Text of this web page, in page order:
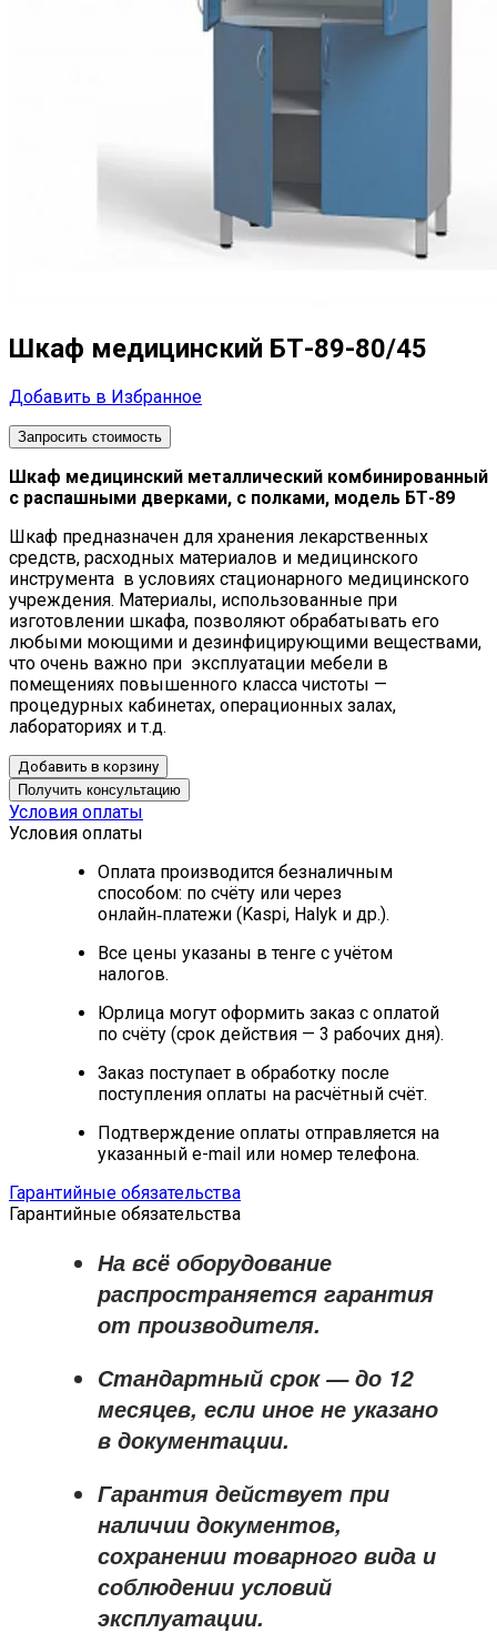
Шкаф медицинский БТ-89-80/45
Добавить в Избранное
Запросить стоимость
Шкаф медицинский металлический комбинированный
с распашными дверками, с полками, модель БТ-89
Шкаф предназначен для хранения лекарственных
средств, расходных материалов и медицинского
инструмента в условиях стационарного медицинского
учреждения. Материалы, использованные при
изготовлении шкафа, позволяют обрабатывать его
любыми моющими и дезинфицирующими веществами,
что очень важно при эксплуатации мебели в
помещениях повышенного класса чистоты —
процедурных кабинетах, операционных залах,
лабораториях и т.д.
Добавить в корзину
Получить консультацию
Условия оплаты
Условия оплаты
Оплата производится безналичным
способом: по счёту или через
онлайн‑платежи (Kaspi, Halyk и др.).
Все цены указаны в тенге с учётом
налогов.
Юрлица могут оформить заказ с оплатой
по счёту (срок действия — 3 рабочих дня).
Заказ поступает в обработку после
поступления оплаты на расчётный счёт.
Подтверждение оплаты отправляется на
указанный e-mail или номер телефона.
Гарантийные обязательства
Гарантийные обязательства
На всё оборудование
распространяется гарантия
от производителя.
Стандартный срок — до 12
месяцев, если иное не указано
в документации.
Гарантия действует при
наличии документов,
сохранении товарного вида и
соблюдении условий
эксплуатации.